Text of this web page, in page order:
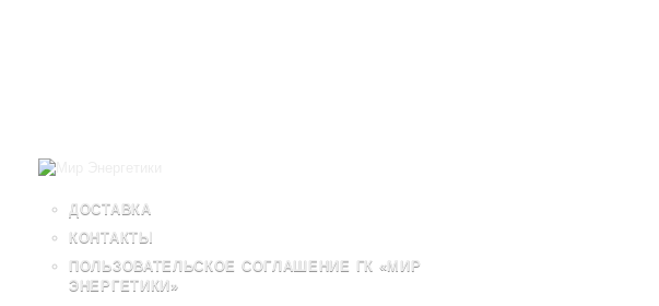
ДОСТАВКА
КОНТАКТЫ
ПОЛЬЗОВАТЕЛЬСКОЕ СОГЛАШЕНИЕ ГК «МИР
ЭНЕРГЕТИКИ»